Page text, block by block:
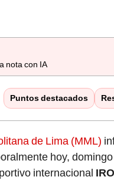
nota con IA
Puntos destacados
de Lima (MML)
hoy,
internacional